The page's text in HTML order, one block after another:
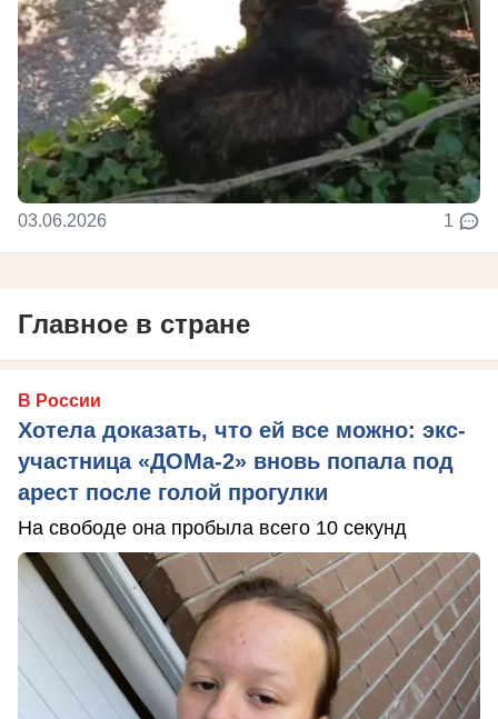
03.06.2026 1
Главное в стране
В России
Хотела доказать, что ей все можно: экс-
участница «ДОМа-2» вновь попала под
арест после голой прогулки
На свободе она пробыла всего 10 секунд